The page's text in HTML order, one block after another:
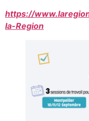
https://
la-Region